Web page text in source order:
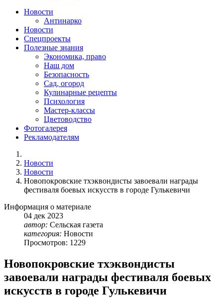
Новости
Антинарко
Новости
Спецпроекты
Полезные знания
Экономика, право
Наш дом
Безопасность
Сад, огород
Кулинарные рецепты
Психология
Мастер-классы
Цветоводство
Фотогалерея
Рекламодателям
Новости
Новости
Новопокровские тхэквондисты завоевали награды
фестиваля боевых искусств в городе Гулькевичи
Информация о материале
04 дек 2023
автор: Сельская газета
категория: Новости
Просмотров: 1229
Новопокровские тхэквондисты
завоевали награды фестиваля боевых
искусств в городе Гулькевичи